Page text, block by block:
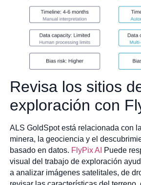
Revisa los sitios
exploración con
ALS GoldSpot está relacionada con
minera, la geociencia y el
basado en datos. FlyPix AI
Puede
visual del trabajo de exploración
a analizar imágenes satelitales, de